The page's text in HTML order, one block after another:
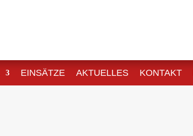
EINSÄTZE AKTUELLES KONTAKT